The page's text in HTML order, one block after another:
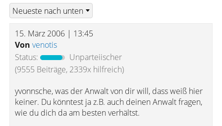
15. März 2006 | 13:45
Von venotis
Status:
Unparteiischer
(9555 Beiträge, 2339x hilfreich)
yvonnsche, was der Anwalt von dir will, dass weiß hier
keiner. Du könntest ja z.B. auch deinen Anwalt fragen,
wie du dich da am besten verhältst.